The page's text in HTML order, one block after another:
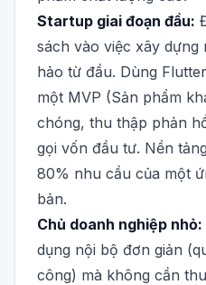
Startup giai đoạn đầu:
sách vào việc xây dựng
hảo từ đầu. Dùng
một MVP (Sản phẩm
chóng, thu thập phản
gọi vốn đầu tư. Nền
80% nhu cầu của một
bản.
Chủ doanh nghiệp nhỏ:
dụng nội bộ đơn giản
công) mà không cần